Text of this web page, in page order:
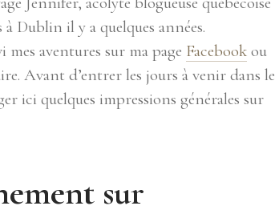
à Dublin il y a quelques années.
aventures sur ma page Facebook ou
Avant d’entrer les jours à venir dans le
ici quelques impressions générales sur
sur